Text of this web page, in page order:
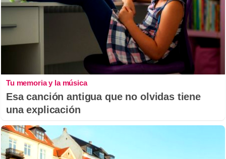
Tu memoria y la música
Esa canción antigua que no olvidas tiene
una explicación